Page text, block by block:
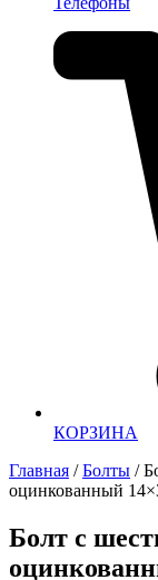
КОРЗИНА
Главная /Болты /
оцинкованный
Болт с